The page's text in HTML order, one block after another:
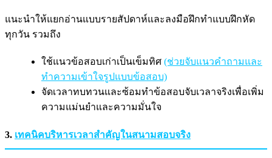
แนะนำให้แยกอ่านแบบรายสัปดาห์และลงมือฝึกทำแบบฝึกหัด
ทุกวัน รวมถึง
ใช้แนวข้อสอบเก่าเป็นเข็มทิศ (ช่วยจับแนวคำถามและ
ทำความเข้าใจรูปแบบข้อสอบ)
จัดเวลาทบทวนและซ้อมทำข้อสอบจับเวลาจริงเพื่อเพิ่ม
ความแม่นยำและความมั่นใจ
3. เทคนิคบริหารเวลาสำคัญในสนามสอบจริง